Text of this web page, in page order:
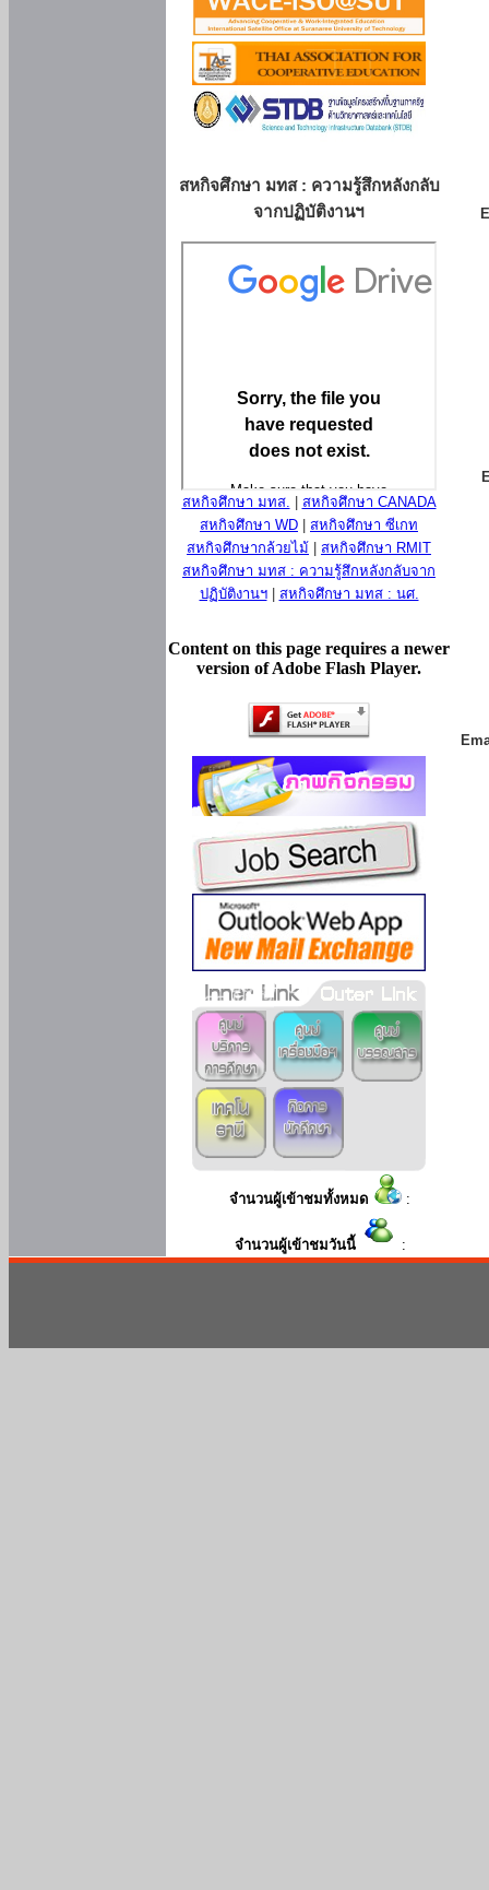
สหกิจศึกษา มทส : ความรู้สึกหลังกลับ
จากปฏิบัติงานฯ
สหกิจศึกษา มทส.
สหกิจศึกษา CANADA
สหกิจศึกษา WD
สหกิจศึกษา ซีเกท
สหกิจศึกษากล้วยไม้
สหกิจศึกษา RMIT
สหกิจศึกษา มทส : ความรู้สึกหลังกลับจาก
ปฏิบัติงานฯ| สหกิจศึกษา มทส : นศ.
Content on this page requires a newer
version of Adobe Flash Player.
จำนวนผู้เข้าชมทั้งหมด :
จำนวนผู้เข้าชมวันนี้ :